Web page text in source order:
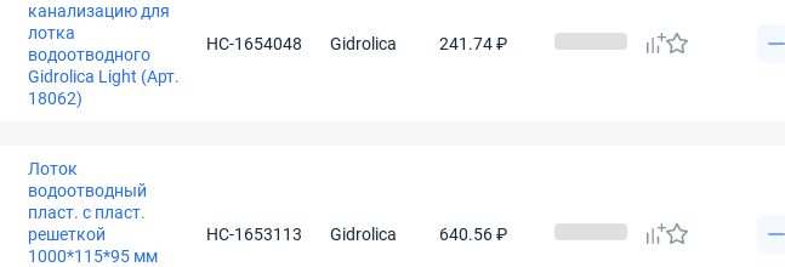
канализацию для
лотка
водоотводного
Gidrolica Light (Арт.
18062)
НС-1654048 Gidrolica 241.74 ₽
Лоток
водоотводный
пласт. c пласт.
решеткой
1000*115*95 мм
НС-1653113 Gidrolica 640.56 ₽